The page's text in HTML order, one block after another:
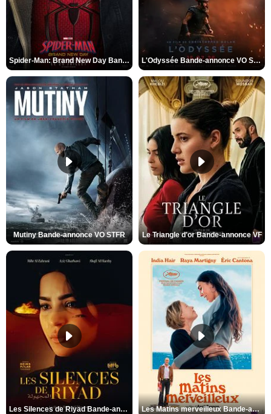
Spider-Man: Brand New Day Bande-annonce VO STFR L'Odyssée Bande-annonce VO STFR
Mutiny Bande-annonce VO STFR Le Triangle d'or Bande-annonce VF
Les Silences de Riyad Bande-annonce VO STFR Les Matins merveilleux Bande-annonce VF